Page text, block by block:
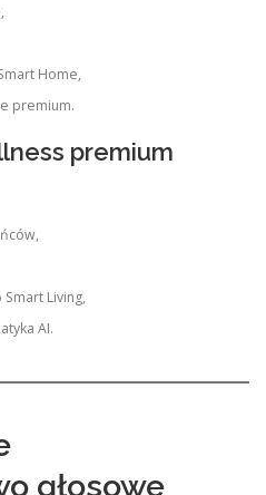
Home,
premium.
premium
Living,
AI.
głosowe